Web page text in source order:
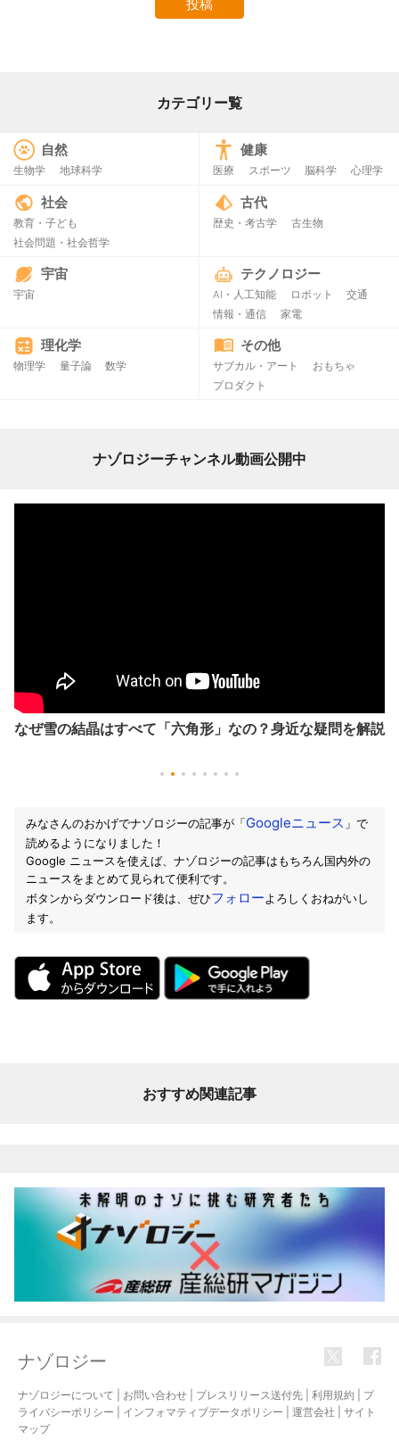
カテゴリー覧
自然
生物学 地球科学
健康
医療 スポーツ 脳科学 心理学
社会
教育・子ども
社会問題・社会哲学
古代
歴史・考古学 古生物
宇宙
宇宙
テクノロジー
AI・人工知能 ロボット
交通
情報・通信
家電
理化学
物理学 量子論 数学
その他
サブカル・アート
おもちゃ
プロダクト
ナゾロジーチャンネル動画公開中
なぜ雪の結晶はすべて「六角形」なの？身近な疑問を解説
みなさんのおかげでナゾロジーの記事が「Googleニュース 」で
読めるようになりました！
Google ニュースを使えば、ナゾロジーの記事はもちろん国内外の
ニュースをまとめて見られて便利です。
ボタンからダウンロード後は、ぜひフォローよろしくおねがいし
ます。
おすすめ関連記事
ナゾロジー
ナゾロジーについて お問い合わせ プレスリリース送付先 利用規約
プ
ライバシーポリシー
インフォマティブデータポリシー 運営会社
サイト
マップ